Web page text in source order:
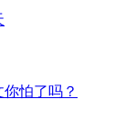
怕了吗？